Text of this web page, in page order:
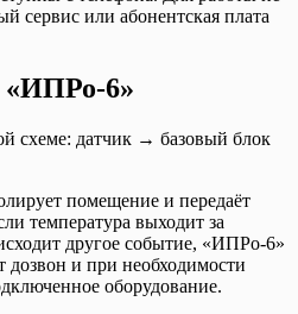
сервис или абонентская плата
6»
схеме: датчик → базовый блок
помещение и передаёт
температура выходит за
другое событие, «ИПРо-6»
дозвон и при необходимости
оборудование.